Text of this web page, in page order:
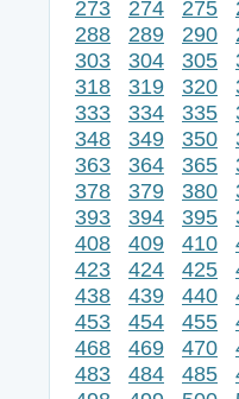
273
274 275
288
289 290
303
304 305
318
319 320
333
334 335
348
349 350
363
364 365
378
379 380
393
394 395
408
409 410
423
424 425
438
439 440
453
454 455
468
469 470
483
484 485